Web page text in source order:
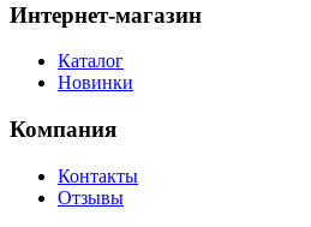
Интернет-магазин
Каталог
Новинки
Компания
Контакты
Отзывы